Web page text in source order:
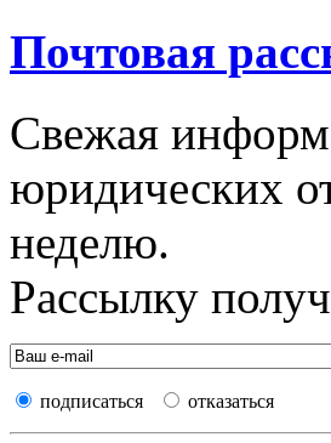
Почтовая
Свежая
юридических
неделю.
Рассылку
подписаться отказаться